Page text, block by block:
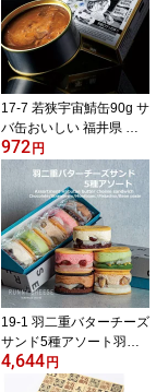
17-7 若狭宇宙鯖缶90g サ
バ缶おいしい 福井県 福
井 お土産 特産物贈り物
中元 お中元 贈答
972 円
19-1 羽二重バターチーズ
サンド5種アソート羽二
重チョコバターチーズサ
ンド、羽二重いちごバタ
4,644 円